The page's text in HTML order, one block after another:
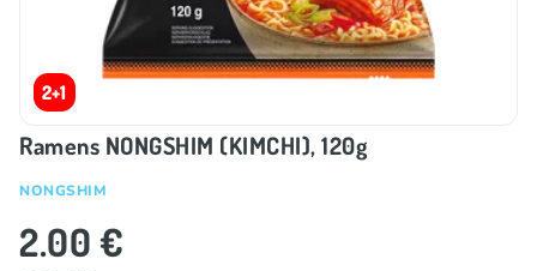
2+1
Ramens NONGSHIM (KIMCHI), 120g
NONGSHIM
2.00 €